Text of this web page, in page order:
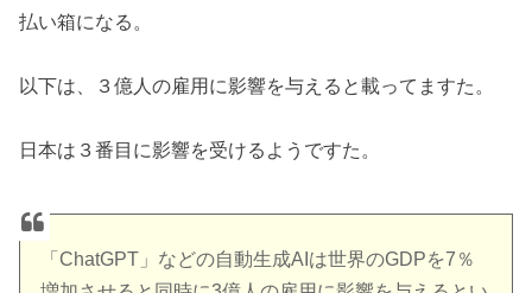
払い箱になる。
以下は、３億人の雇用に影響を与えると載ってますた。
日本は３番目に影響を受けるようですた。
「ChatGPT」などの自動生成AIは世界のGDPを7％